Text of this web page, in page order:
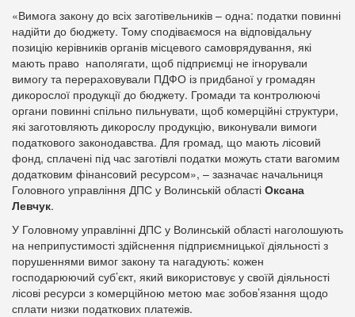
«Вимога закону до всіх заготівельників – одна: податки повинні
надійти до бюджету. Тому сподіваємося на відповідальну
позицію керівників органів місцевого самоврядування, які
мають право наполягати, щоб підприємці не ігнорували
вимогу та перераховували ПДФО із придбаної у громадян
дикорослої продукції до бюджету. Громади та контролюючі
органи повинні спільно пильнувати, щоб комерційні структури,
які заготовляють дикорослу продукцію, виконували вимоги
податкового законодавства. Для громад, що мають лісовий
фонд, сплачені під час заготівлі податки можуть стати вагомим
додатковим фінансовий ресурсом», – зазначає начальниця
Головного управління ДПС у Волинській області Оксана
Левчук.
У Головному управлінні ДПС у Волинській області наголошують
на неприпустимості здійснення підприємницької діяльності з
порушеннями вимог закону та нагадують: кожен
господарюючий суб’єкт, який використовує у своїй діяльності
лісові ресурси з комерційною метою має зобов’язання щодо
сплати низки податкових платежів.